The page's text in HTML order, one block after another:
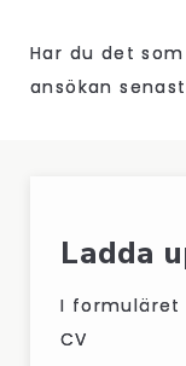
Har du det
ansökan
Ladda
I formuläret
CV